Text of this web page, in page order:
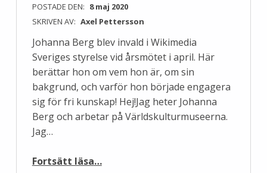
POSTADE DEN: 8 maj 2020
SKRIVEN AV: Axel Pettersson
Johanna Berg blev invald i Wikimedia
Sveriges styrelse vid årsmötet i april. Här
berättar hon om vem hon är, om sin
bakgrund, och varför hon började engagera
sig för fri kunskap! Hej!Jag heter Johanna
Berg och arbetar på Världskulturmuseerna.
Jag…
Fortsätt läsa…